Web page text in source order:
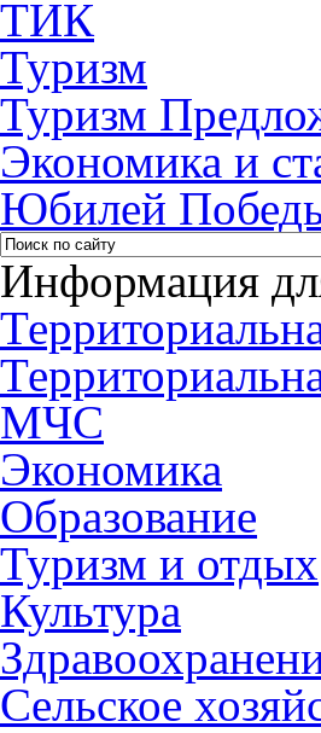
ТИК
Туризм
Туризм
Экономика и
Юбилей
Информация
МЧС
Экономика
Образование
Туризм и отдых
Культура
Сельское